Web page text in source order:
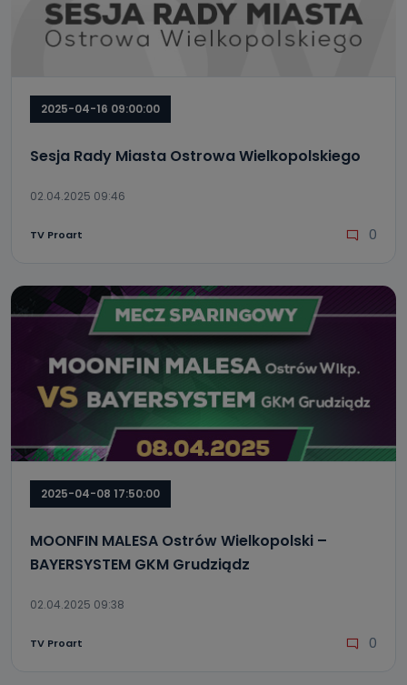
2025-04-16 09:00:00
Sesja Rady Miasta Ostrowa Wielkopolskiego
02.04.2025 09:46
TV Proart 0
2025-04-08 17:50:00
MOONFIN MALESA Ostrów Wielkopolski –
BAYERSYSTEM GKM Grudziądz
02.04.2025 09:38
TV Proart 0